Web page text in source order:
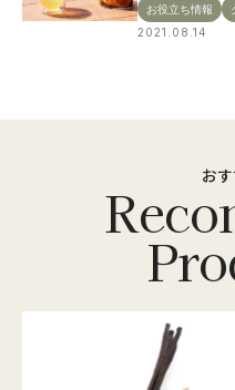
お役立ち情報
2021.08.14
お